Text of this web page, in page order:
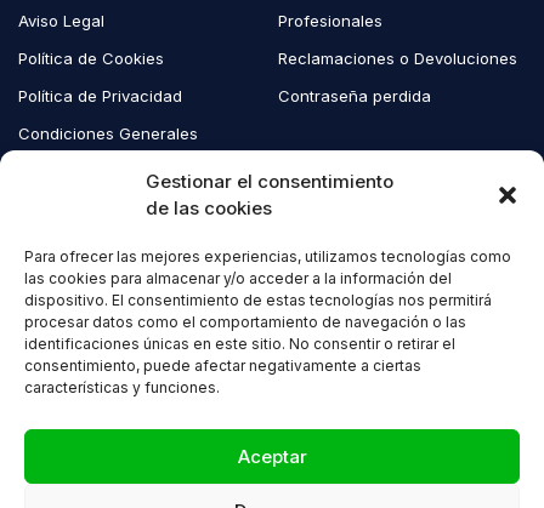
Gestionar el consentimiento
de las cookies
Para ofrecer las mejores experiencias, utilizamos tecnologías como
las cookies para almacenar y/o acceder a la información del
dispositivo. El consentimiento de estas tecnologías nos permitirá
procesar datos como el comportamiento de navegación o las
identificaciones únicas en este sitio. No consentir o retirar el
consentimiento, puede afectar negativamente a ciertas
características y funciones.
Aceptar
Aviso Legal
Política de Cookies
Política de Privacidad
Condiciones Generales
Profesionales
Reclamaciones o Devoluciones
Contraseña perdida
Copyright © 2023 EcoAndes. Todos los derechos reservados.
Compare (0)